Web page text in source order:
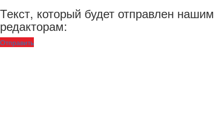
Текст, который будет отправлен нашим
редакторам:
Отправить